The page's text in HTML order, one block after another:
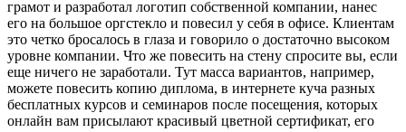
грамот и разработал логотип собственной компании, нанес
его на большое оргстекло и повесил у себя в офисе. Клиентам
это четко бросалось в глаза и говорило о достаточно высоком
уровне компании. Что же повесить на стену спросите вы, если
еще ничего не заработали. Тут масса вариантов, например,
можете повесить копию диплома, в интернете куча разных
бесплатных курсов и семинаров после посещения, которых
онлайн вам присылают красивый цветной сертификат, его